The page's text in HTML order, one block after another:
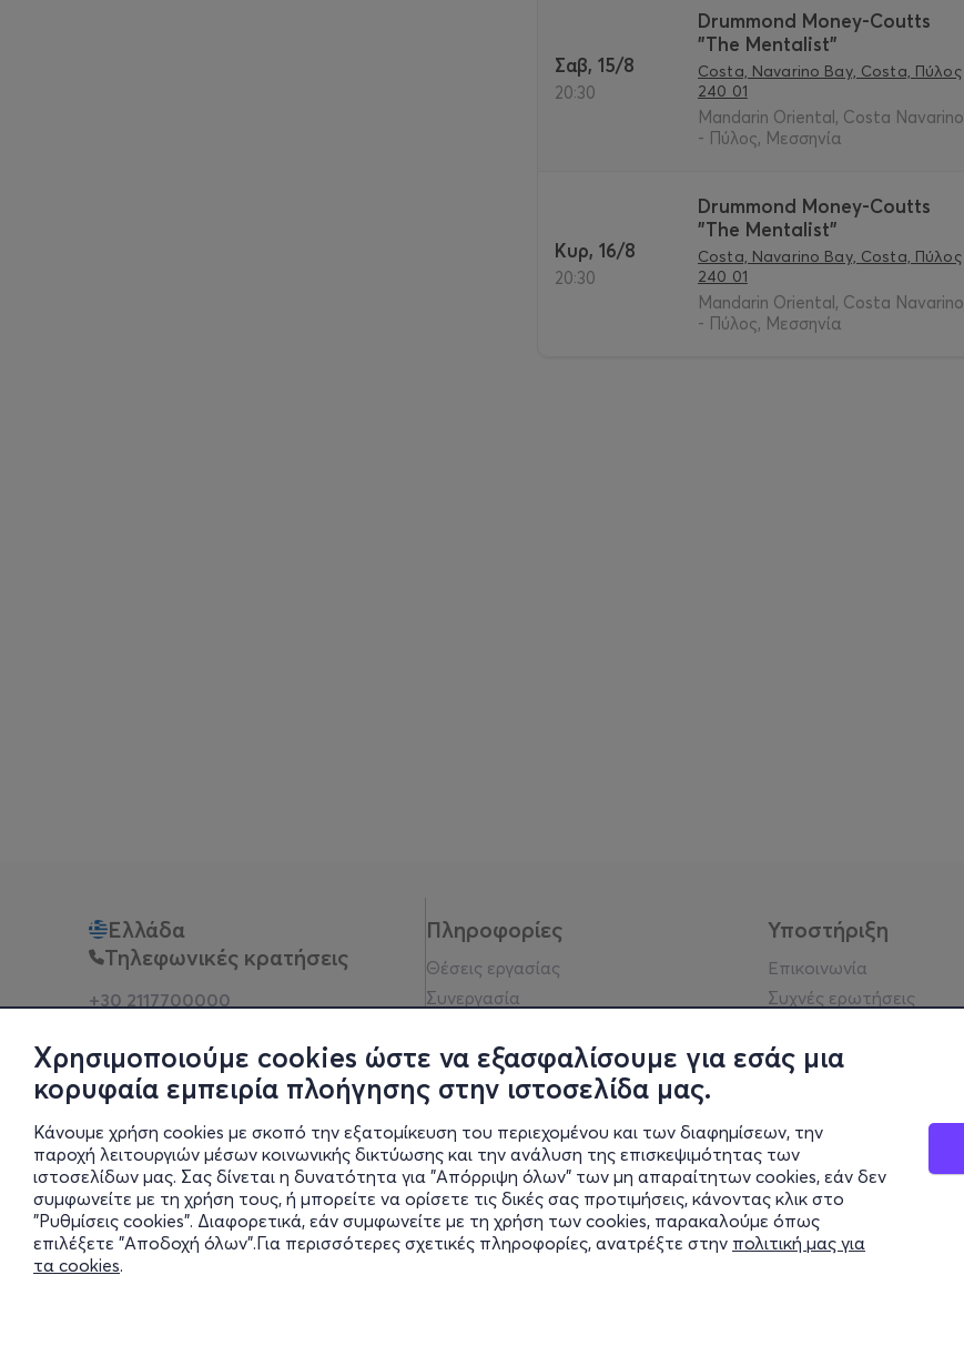
Χρησιμοποιούμε cookies ώστε να εξασφαλίσουμε για εσάς μια
κορυφαία εμπειρία πλοήγησης στην ιστοσελίδα μας.
Κάνουμε χρήση cookies με σκοπό την εξατομίκευση του περιεχομένου και των διαφημίσεων, την
παροχή λειτουργιών μέσων κοινωνικής δικτύωσης και την ανάλυση της επισκεψιμότητας των
ιστοσελίδων μας. Σας δίνεται η δυνατότητα για "Απόρριψη όλων" των μη απαραίτητων cookies, εάν δεν
συμφωνείτε με τη χρήση τους, ή μπορείτε να ορίσετε τις δικές σας προτιμήσεις, κάνοντας κλικ στο
"Ρυθμίσεις cookies". Διαφορετικά, εάν συμφωνείτε με τη χρήση των cookies, παρακαλούμε όπως
επιλέξετε "Αποδοχή όλων".Για περισσότερες σχετικές πληροφορίες, ανατρέξτε στην πολιτική μας για
τα cookies.
Σαβ, 15/8
20:30
Drummond Money-Coutts
"The Mentalist"
Costa, Navarino Bay, Costa, Πύλος
240 01
Mandarin Oriental, Costa Navarino
- Πύλος, Μεσσηνία
Κυρ, 16/8
20:30
Drummond Money-Coutts
"The Mentalist"
Costa, Navarino Bay, Costa, Πύλος
240 01
Mandarin Oriental, Costa Navarino
- Πύλος, Μεσσηνία
Ελλάδα
Τηλεφωνικές κρατήσεις
+30 2117700000
Φυσικά σημεία
Πληροφορίες
Θέσεις εργασίας
Συνεργασία
Πολιτική απορρήτου
Νομική σημείωση
Blog
Οικονομικά στοιχεία
Πολιτικές Εταιρείας
Έκθεση Διαφάνειας
Υποστήριξη
Επικοινωνία
Συχνές ερωτήσεις
Υπηρεσίες
Σύνδεση reseller